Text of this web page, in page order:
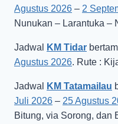
Agustus 2026 – 2
Nunukan – Larantuka –
Jadwal KM Tidar
Agustus 2026. Rute :
Jadwal KM Tatamailau
Juli 2026 – 25 Agustus
Bitung, via Sorong, dan